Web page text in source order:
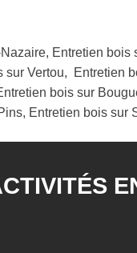
Entretien
Vertou,
bois sur
Entretien bois sur